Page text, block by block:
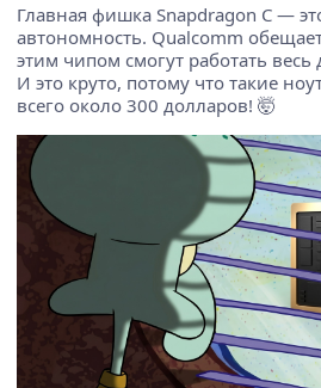
Главная фишка Snapdragon C —
автономность. Qualcomm
этим чипом смогут работать весь
И это круто, потому что такие
всего около 300 долларов! 🤯